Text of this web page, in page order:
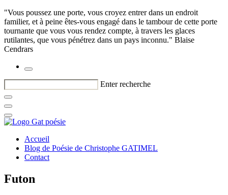
"Vous poussez une porte, vous croyez entrer dans un endroit
familier, et à peine êtes-vous engagé dans le tambour de cette porte
tournante que vous vous rendez compte, à travers les glaces
rutilantes, que vous pénétrez dans un pays inconnu." Blaise
Cendrars
Enter recherche
Accueil
Blog de Poésie de Christophe GATIMEL
Contact
Futon